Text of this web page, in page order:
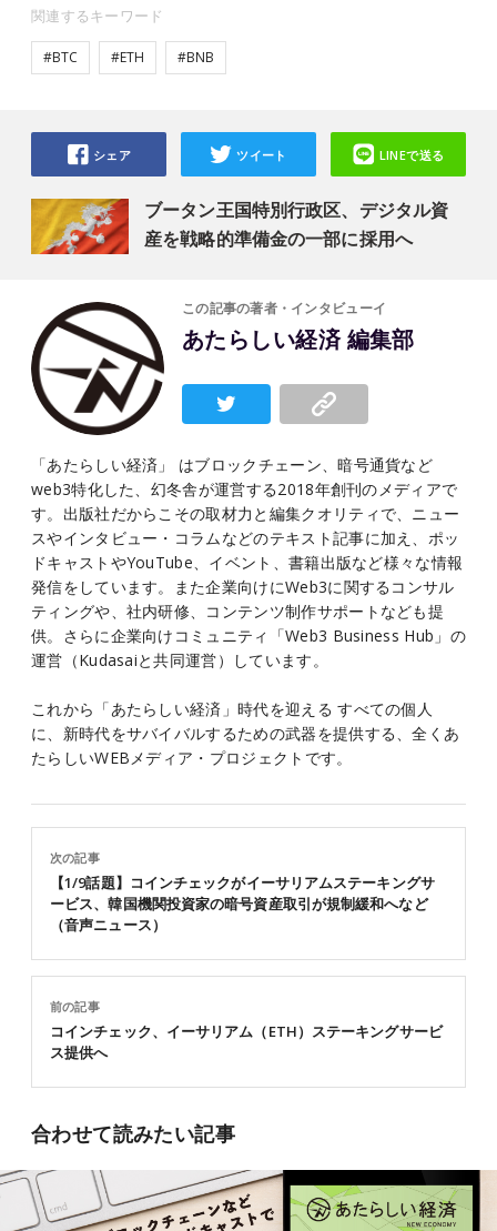
関連するキーワード
#BTC #ETH #BNB
ブータン王国特別行政区、デジタル資
産を戦略的準備金の一部に採用へ
シェア ツイート LINEで送る
この記事の著者・インタビューイ
あたらしい経済 編集部
「あたらしい経済」 はブロックチェーン、暗号通貨など
web3特化した、幻冬舎が運営する2018年創刊のメディアで
す。出版社だからこその取材力と編集クオリティで、ニュー
スやインタビュー・コラムなどのテキスト記事に加え、ポッ
ドキャストやYouTube、イベント、書籍出版など様々な情報
発信をしています。また企業向けにWeb3に関するコンサル
ティングや、社内研修、コンテンツ制作サポートなども提
供。さらに企業向けコミュニティ「Web3 Business Hub」の
運営（Kudasaiと共同運営）しています。
これから「あたらしい経済」時代を迎える すべての個人
に、新時代をサバイバルするための武器を提供する、全くあ
たらしいWEBメディア・プロジェクトです。
前の記事
コインチェック、イーサリアム（ETH）ステーキングサービ
ス提供へ
次の記事
【1/9話題】コインチェックがイーサリアムステーキングサ
ービス、韓国機関投資家の暗号資産取引が規制緩和へなど
（音声ニュース）
合わせて読みたい記事